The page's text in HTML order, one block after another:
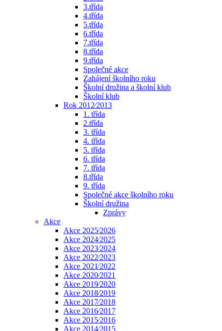
3.třída
4.třída
5.třída
6.třída
7.třída
8.třída
9.třída
Společné akce
Zahájení školního roku
Školní družina a školní klub
Školní klub
Rok 2012⁄2013
1. třída
2.třída
3. třída
4. třída
5. třída
6. třída
7. třída
8.třída
9. třída
Společné akce školního roku
Školní družina
Zprávy
Akce
Akce 2025⁄2026
Akce 2024⁄2025
Akce 2023⁄2024
Akce 2022⁄2023
Akce 2021⁄2022
Akce 2020⁄2021
Akce 2019⁄2020
Akce 2018⁄2019
Akce 2017⁄2018
Akce 2016⁄2017
Akce 2015⁄2016
Akce 2014⁄2015